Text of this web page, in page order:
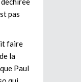
pas
faire
la
Paul